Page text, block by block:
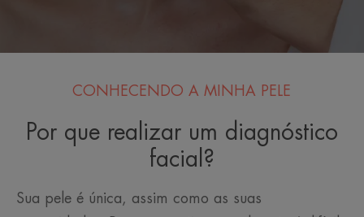
CONHECENDO A MINHA PELE
Por que realizar um diagnóstico
facial?
Sua pele é única, assim como as suas